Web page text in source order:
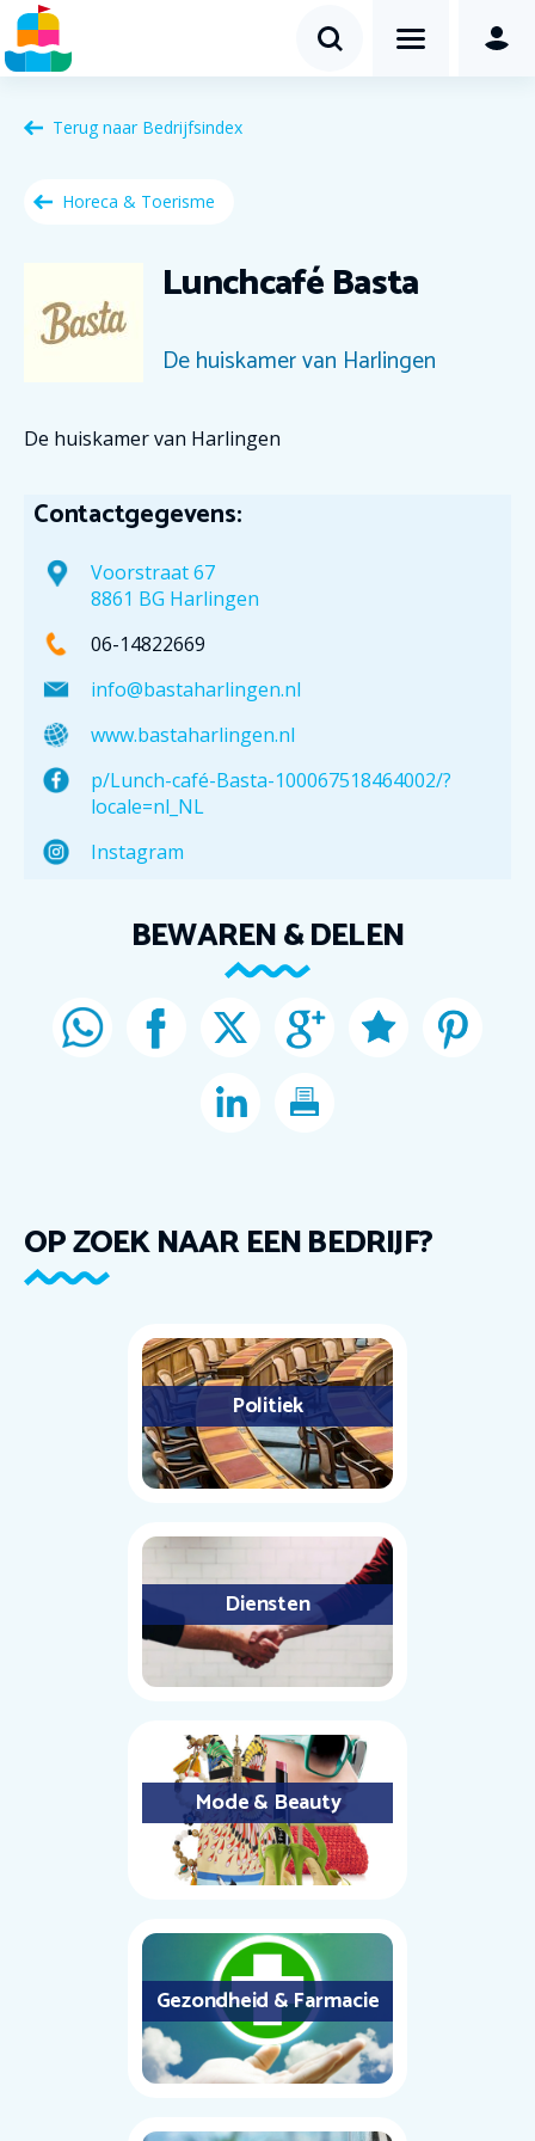
Terug naar Bedrijfsindex
Horeca & Toerisme
Lunchcafé Basta
De huiskamer van Harlingen
De huiskamer van Harlingen
Contactgegevens:
Voorstraat 67
8861 BG Harlingen
06-14822669
info@bastaharlingen.nl
www.bastaharlingen.nl
p/Lunch-café-Basta-100067518464002/?
locale=nl_NL
Instagram
BEWAREN & DELEN
OP ZOEK NAAR EEN BEDRIJF?
Politiek
Diensten
Mode & Beauty
Gezondheid & Farmacie